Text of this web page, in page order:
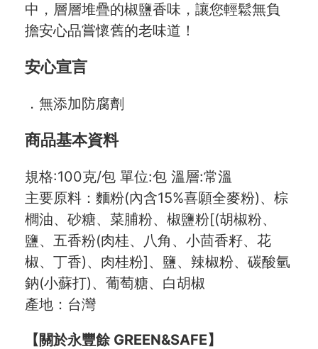
中，層層堆疊的椒鹽香味，讓您輕鬆無負
擔安心品嘗懷舊的老味道！
安心宣言
．無添加防腐劑
商品基本資料
規格:100克/包 單位:包 溫層:常溫
主要原料：麵粉(內含15%喜願全麥粉)、棕
櫚油、砂糖、菜脯粉、椒鹽粉[(胡椒粉、
鹽、五香粉(肉桂、八角、小茴香籽、花
椒、丁香)、肉桂粉]、鹽、辣椒粉、碳酸氫
鈉(小蘇打)、葡萄糖、白胡椒
產地：台灣
【關於永豐餘 GREEN&SAFE】